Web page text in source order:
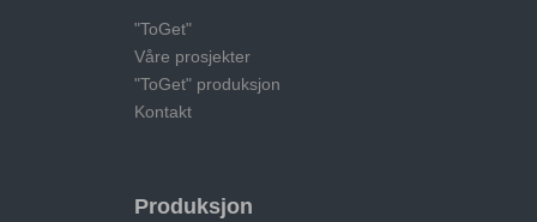
"ToGet"
Våre prosjekter
"ToGet" produksjon
Kontakt
Produksjon